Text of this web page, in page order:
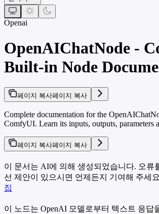
Openai
OpenAIChatNode -
Built-in Node
페이지 복사페이지 복사
Complete documentation for the
ComfyUI. Learn its inputs, outputs, parameters
페이지 복사페이지 복사
이 문서는 AI에 의해 생성되었습니다. 오류
선 제안이 있으시면 언제든지 기여해 주세
집
이 노드는 OpenAI 모델로부터 텍스트 응답